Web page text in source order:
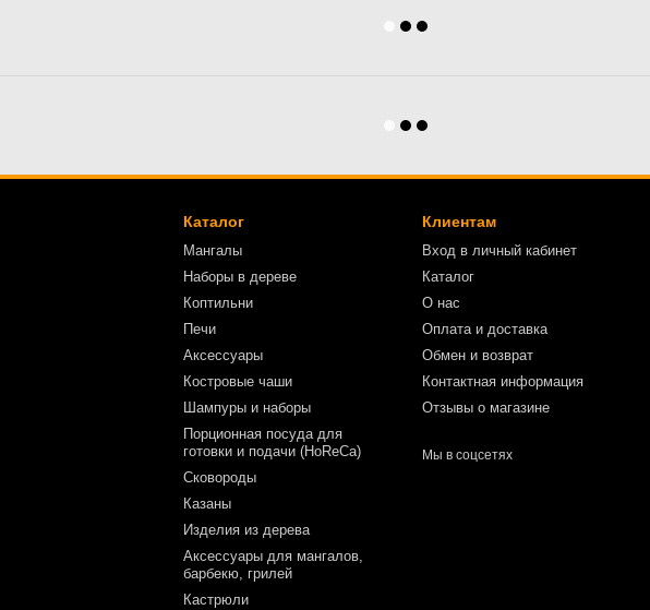
Каталог
Мангалы
Наборы в дереве
Коптильни
Печи
Аксессуары
Костровые чаши
Шампуры и наборы
Порционная посуда для
готовки и подачи (HoReCa)
Сковороды
Казаны
Изделия из дерева
Аксессуары для мангалов,
барбекю, грилей
Кастрюли
Клиентам
Вход в личный кабинет
Каталог
О нас
Оплата и доставка
Обмен и возврат
Контактная информация
Отзывы о магазине
Мы в соцсетях